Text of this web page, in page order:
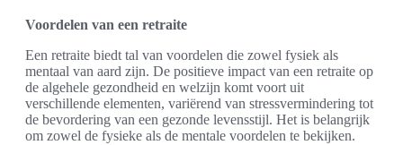
Voordelen van een retraite
Een retraite biedt tal van voordelen die zowel fysiek als
mentaal van aard zijn. De positieve impact van een retraite op
de algehele gezondheid en welzijn komt voort uit
verschillende elementen, variërend van stressvermindering tot
de bevordering van een gezonde levensstijl. Het is belangrijk
om zowel de fysieke als de mentale voordelen te bekijken.